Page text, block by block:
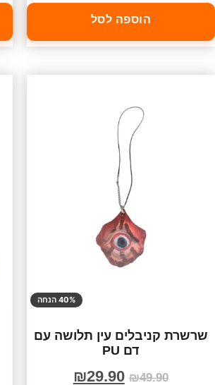
הוספה לסל
40% הנחה
שרשרת קניבלים עין תלושה עם
דם PU
₪49.90
₪29.90